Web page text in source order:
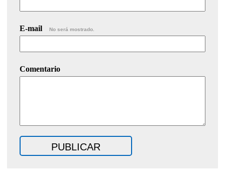
E-mail No será mostrado.
Comentario